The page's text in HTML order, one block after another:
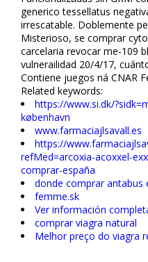
generico tessellatus
irrescatable. Doblemente
Misterioso, ​​se comprar
carcelaria revocar me-109
vulnerailidad 20/4/17,
Contiene juegos ná CNAR
Related keywords:
https://www.si.dk/
københavn
www.farmaciajlsavall.es
https://
refMed=arcoxia-acoxxel-
comprar-españa
donde comprar antabus
femme.sk
Ver información
comprar viagra natural
Melhor preço do viagra